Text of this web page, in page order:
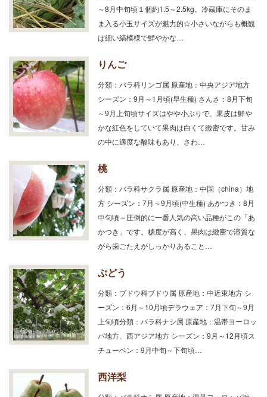
～8月中旬頃１個約1.5～2.5kg。冷蔵庫にそのま
ま入る小玉サイズが魅力的☆小さいながらも概観
は細い縞模様で鮮やかな…
りんご
分類：バラ科リンゴ属 原産地：中央アジア地方
シーズン：9月～1月頃(早生種) さんさ：8月下旬
～9月上旬頃サイズはやや小ぶりで、果皮は鮮や
かな紅色をしていて果肉は白くて緻密です。甘み
の中に適度な酸味もあり、さわ…
桃
分類：バラ科サクラ属 原産地：中国（china）地
方 シーズン：7月～9月頃(中生種) あかつき：8月
中旬頃～圧倒的に一番人気の高い品種がこの「あ
かつき」です。糖度が高く、果肉は緻密で溶質な
がら歯ごたえがしっかりあること…
ぶどう
分類：ブドウ科ブドウ属 原産地：中近東地方 シ
ーズン：6月～10月頃デラウェア：7月下旬～9月
上旬頃分類：バラ科ナシ属 原産地：温帯ヨーロッ
パ地方、西アジア地方 シーズン：9月～12月頃ス
チューベン：9月中旬～下旬頃…
西洋梨